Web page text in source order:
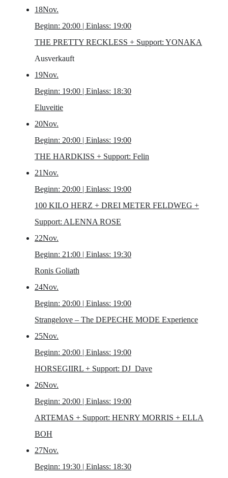
18Nov.
Beginn: 20:00 | Einlass: 19:00
THE PRETTY RECKLESS + Support: YONAKA
Ausverkauft
19Nov.
Beginn: 19:00 | Einlass: 18:30
Eluveitie
20Nov.
Beginn: 20:00 | Einlass: 19:00
THE HARDKISS + Support: Felin
21Nov.
Beginn: 20:00 | Einlass: 19:00
100 KILO HERZ + DREI METER FELDWEG +
Support: ALENNA ROSE
22Nov.
Beginn: 21:00 | Einlass: 19:30
Ronis Goliath
24Nov.
Beginn: 20:00 | Einlass: 19:00
Strangelove – The DEPECHE MODE Experience
25Nov.
Beginn: 20:00 | Einlass: 19:00
HORSEGIIRL + Support: DJ_Dave
26Nov.
Beginn: 20:00 | Einlass: 19:00
ARTEMAS + Support: HENRY MORRIS + ELLA
BOH
27Nov.
Beginn: 19:30 | Einlass: 18:30